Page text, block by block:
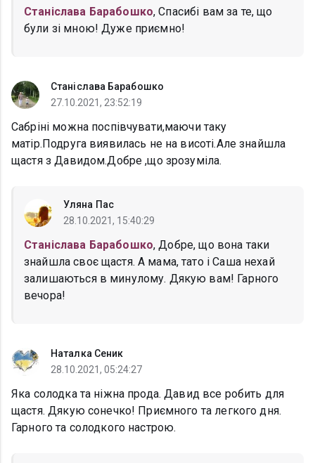
Станіслава Барабошко, Спасибі вам за те, що
були зі мною! Дуже приємно!
Станіслава Барабошко
27.10.2021, 23:52:19
Сабріні можна поспівчувати,маючи таку
матір.Подруга виявилась не на висоті.Але знайшла
щастя з Давидом.Добре ,що зрозуміла.
Уляна Пас
28.10.2021, 15:40:29
Станіслава Барабошко, Добре, що вона таки
знайшла своє щастя. А мама, тато і Саша нехай
залишаються в минулому. Дякую вам! Гарного
вечора!
Наталка Сеник
28.10.2021, 05:24:27
Яка солодка та ніжна прода. Давид все робить для
щастя. Дякую сонечко! Приємного та легкого дня.
Гарного та солодкого настрою.